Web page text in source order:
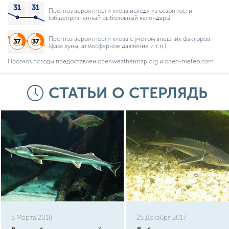
Прогноз вероятности клева исходя из сезонности
(общепризнанный рыболовный календарь)
Прогноз вероятности клева с учетом внешних факторов
(фаза луны, атмосферное давление и т.п.)
Прогноз погоды предоставлен openweathermap.org и open-meteo.com
СТАТЬИ О СТЕРЛЯДЬ
5 Марта 2018
25 Декабря 2017